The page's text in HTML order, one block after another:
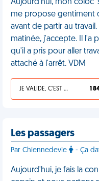
Aujourd'hui, mon coloc'
me propose gentiment
avant de partir au
matinée, j'accepte. Il l'a
qu'il a pris pour aller
attaché à l'arrêt. VDM
JE VALIDE, C'EST UNE VDM 1
Les passagers
Par Chiennedevie - Ça
Aujourd'hui, je fais la